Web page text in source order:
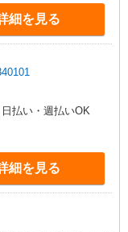
合は時給1,530円 ＊
職務時給の60％支給
細を見る
い・日払い・週払いOK
細を見る